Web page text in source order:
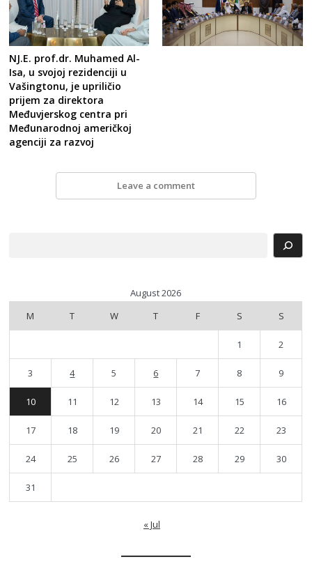
NJ.E. prof.dr. Muhamed Al-
Isa, u svojoj rezidenciji u
Vašingtonu, je upriličio
prijem za direktora
Međuvjerskog centra pri
Međunarodnoj američkoj
agenciji za razvoj
Leave a comment
August 2026
M
T W T F S S
1 2
3 4 5 6 7 8 9
10 11 12 13 14 15 16
17 18 19 20 21 22 23
24 25 26 27 28 29 30
31
« Jul